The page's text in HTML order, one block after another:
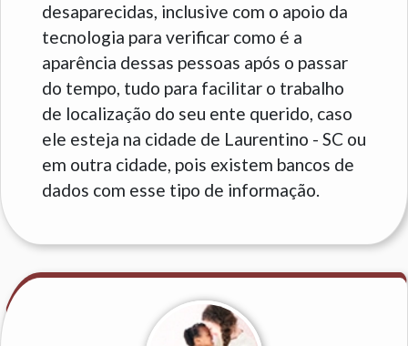
desaparecidas, inclusive com o apoio da
tecnologia para verificar como é a
aparência dessas pessoas após o passar
do tempo, tudo para facilitar o trabalho
de localização do seu ente querido, caso
ele esteja na cidade de Laurentino - SC ou
em outra cidade, pois existem bancos de
dados com esse tipo de informação.